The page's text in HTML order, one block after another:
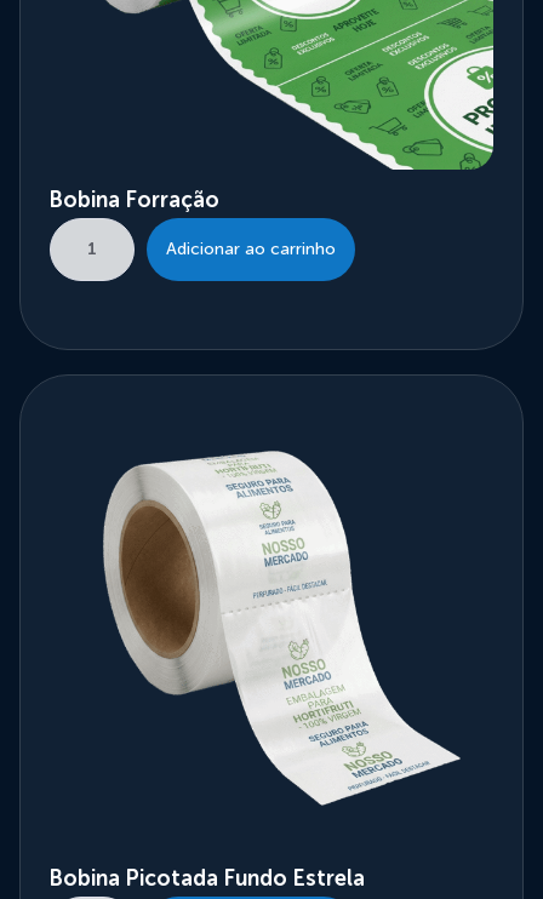
Bobina Forração
Adicionar ao carrinho
Bobina Picotada Fundo Estrela